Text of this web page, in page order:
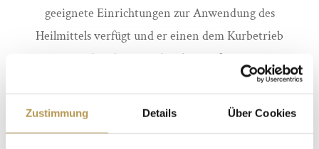
Zustimmung Details Über Cookies
geeignete Einrichtungen zur Anwendung des
Heilmittels verfügt und er einen dem Kurbetrieb
entsprechenden Ortscharakter aufweist. Die
Begriffsbestimmungen und Qualitätsstandards